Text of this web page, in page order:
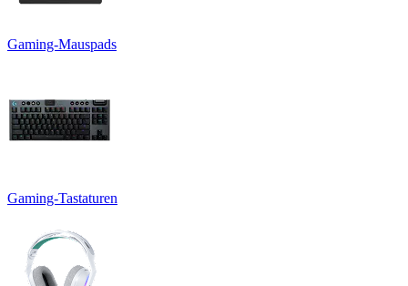
Gaming-Mauspads
Gaming-Tastaturen